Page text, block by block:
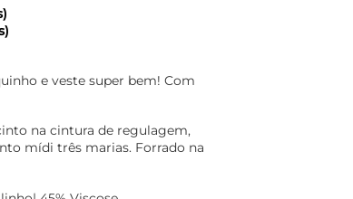
e veste super bem! Com
na cintura de regulagem,
mídi três marias. Forrado na